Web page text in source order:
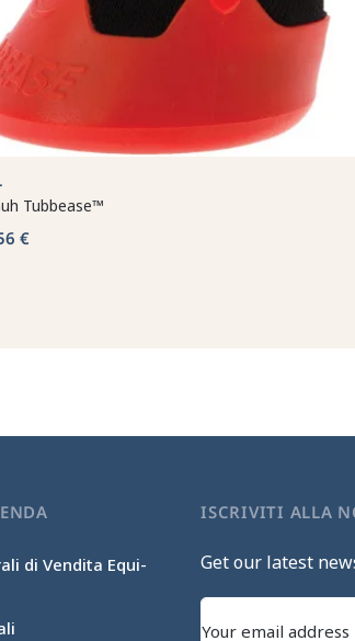
Tubbease™
€
di Vendita Equi-
ISCRIVITI ALLA
Get our latest